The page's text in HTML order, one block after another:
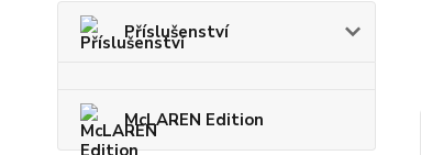
Příslušenství
McLAREN Edition